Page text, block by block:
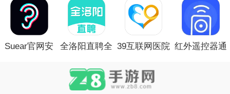
Suear官网安
全洛阳直聘全 39互联网医院 红外遥控器通